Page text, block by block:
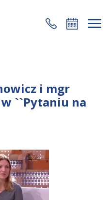
i mgr
``Pytaniu na